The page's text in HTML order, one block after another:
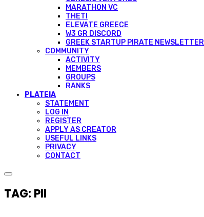
MARATHON VC
THETI
ELEVATE GREECE
W3 GR DISCORD
GREEK STARTUP PIRATE NEWSLETTER
COMMUNITY
ACTIVITY
MEMBERS
GROUPS
RANKS
PLATEIA
STATEMENT
LOG IN
REGISTER
APPLY AS CREATOR
USEFUL LINKS
PRIVACY
CONTACT
TAG: PII